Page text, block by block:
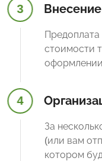
3
Предоплата
стоимости
оформлении
4
За
(или вам
котором